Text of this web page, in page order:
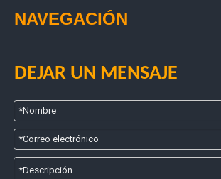
NAVEGACIÓN
DEJAR UN MENSAJE